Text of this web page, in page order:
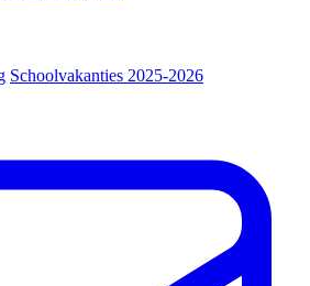
Schoolvakanties 2025-2026